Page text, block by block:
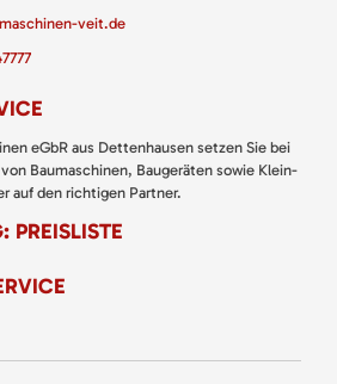
veit.de
eGbR aus Dettenhausen setzen Sie bei
Baumaschinen, Baugeräten sowie Klein-
auf den richtigen Partner.
PREISLISTE